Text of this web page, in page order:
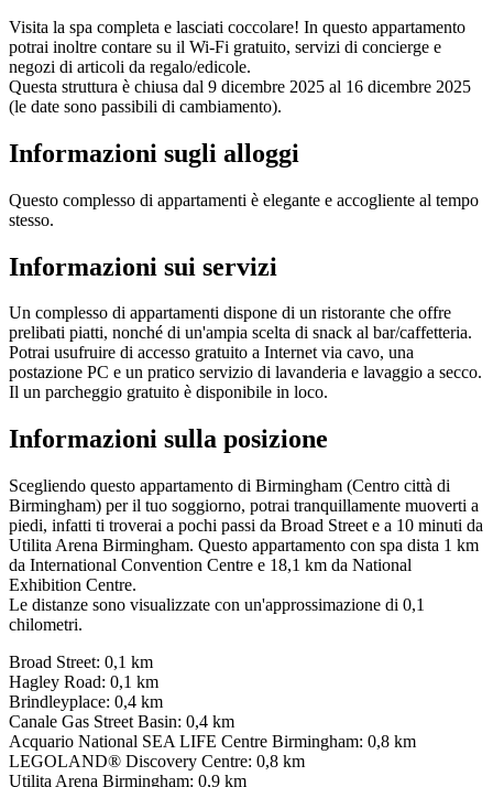
Visita la spa completa e lasciati coccolare! In questo appartamento
potrai inoltre contare su il Wi-Fi gratuito, servizi di concierge e
negozi di articoli da regalo/edicole.
Questa struttura è chiusa dal 9 dicembre 2025 al 16 dicembre 2025
(le date sono passibili di cambiamento).
Informazioni sugli alloggi
Questo complesso di appartamenti è elegante e accogliente al tempo
stesso.
Informazioni sui servizi
Un complesso di appartamenti dispone di un ristorante che offre
prelibati piatti, nonché di un'ampia scelta di snack al bar/caffetteria.
Potrai usufruire di accesso gratuito a Internet via cavo, una
postazione PC e un pratico servizio di lavanderia e lavaggio a secco.
Il un parcheggio gratuito è disponibile in loco.
Informazioni sulla posizione
Scegliendo questo appartamento di Birmingham (Centro città di
Birmingham) per il tuo soggiorno, potrai tranquillamente muoverti a
piedi, infatti ti troverai a pochi passi da Broad Street e a 10 minuti da
Utilita Arena Birmingham. Questo appartamento con spa dista 1 km
da International Convention Centre e 18,1 km da National
Exhibition Centre.
Le distanze sono visualizzate con un'approssimazione di 0,1
chilometri.
Broad Street: 0,1 km
Hagley Road: 0,1 km
Brindleyplace: 0,4 km
Canale Gas Street Basin: 0,4 km
Acquario National SEA LIFE Centre Birmingham: 0,8 km
LEGOLAND® Discovery Centre: 0,8 km
Utilita Arena Birmingham: 0,9 km